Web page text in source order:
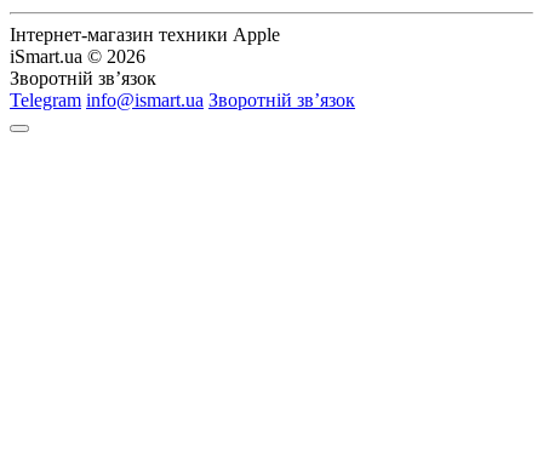
Інтернет-магазин техники Apple
iSmart.ua © 2026
Зворотній зв’язок
Telegram info@ismart.ua Зворотній зв’язок